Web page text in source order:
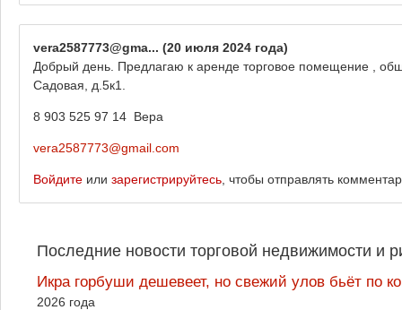
vera2587773@gma... (20 июля 2024 года)
Добрый день. Предлагаю к аренде торговое помещение ,
Садовая, д.5к1.
8 903 525 97 14 Вера
vera2587773@gmail.com
Войдите или зарегистрируйтесь , чтобы отправлять
Последние новости торговой недвижимости и
Икра горбуши дешевеет, но свежий улов бьёт по
2026 года